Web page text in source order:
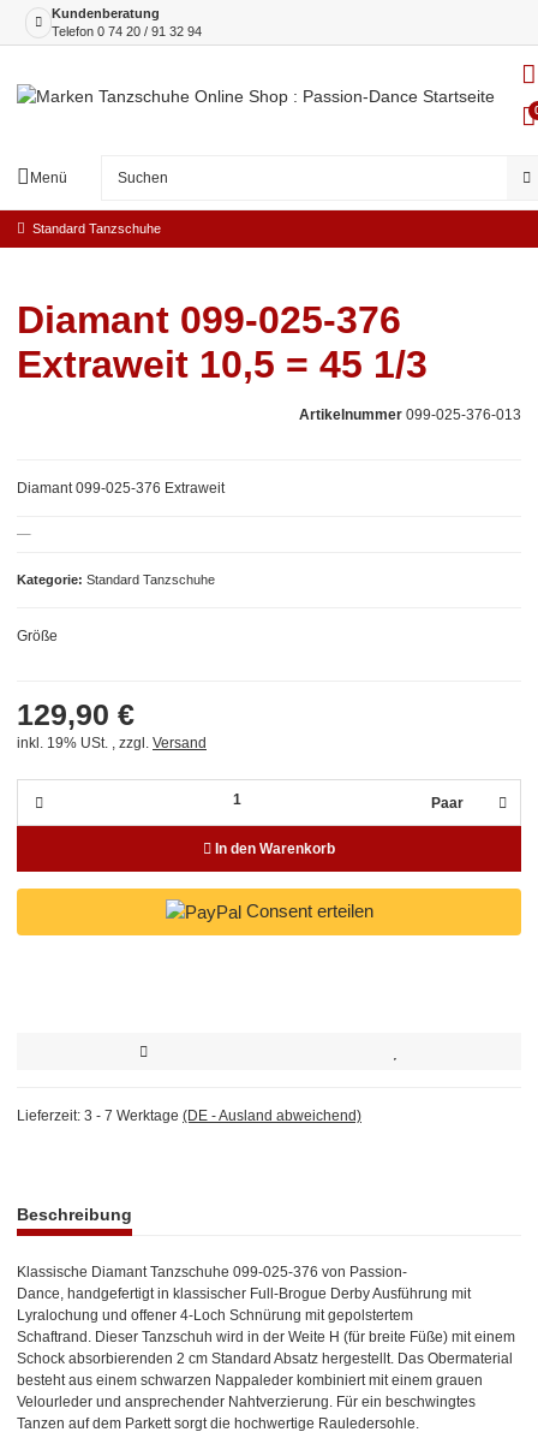
Kundenberatung
Telefon 0 74 20 / 91 32 94
Menü
Standard Tanzschuhe
Diamant 099-025-376
Extraweit 10,5 = 45 1/3
Artikelnummer 099-025-376-013
Kategorie Standard Tanzschuhe
Diamant 099-025-376 Extraweit
Größe
129,90 €
inkl. 19% USt. , zzgl. Versand
Paar
In den Warenkorb
Consent erteilen
Lieferzeit: 3 - 7 Werktage (DE - Ausland abweichend)
Beschreibung
Klassische Diamant Tanzschuhe 099-025-376 von Passion-
Dance, handgefertigt in klassischer Full-Brogue Derby Ausführung mit
Lyralochung und offener 4-Loch Schnürung mit gepolstertem
Schaftrand. Dieser Tanzschuh wird in der Weite H (für breite Füße) mit einem
Schock absorbierenden 2 cm Standard Absatz hergestellt. Das Obermaterial
besteht aus einem schwarzen Nappaleder kombiniert mit einem grauen
Velourleder und ansprechender Nahtverzierung. Für ein beschwingtes
Tanzen auf dem Parkett sorgt die hochwertige Rauledersohle.